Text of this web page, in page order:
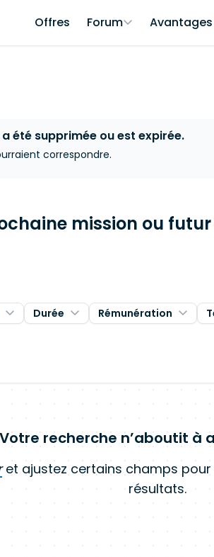
Offres Forum
été supprimée ou est expirée.
correspondre.
mission ou futur
Durée Rémunération
Votre recherche n’aboutit à
et ajustez certains champs
résultats.